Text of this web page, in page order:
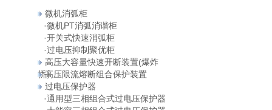
微机消弧柜
·微机PT消弧消谐柜
·开关式快速消弧柜
·过电压抑制聚优柜
高压大容量快速开断装置(爆炸
桥）高压限流熔断组合保护装置
过电压保护器
·通用型三相组合式过电压保护器